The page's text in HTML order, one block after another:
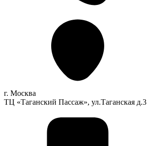
г. Москва
ТЦ «Таганский Пассаж», ул.Таганская д.3